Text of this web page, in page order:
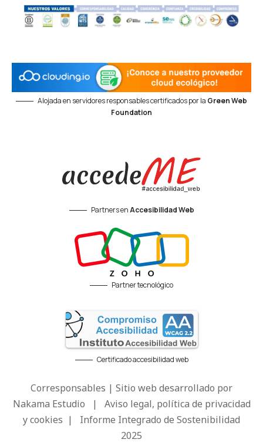
Alojada en servidores responsables certificados por la Green Web
Foundation
Partners enAccesibilidad Web
Partner tecnológico
Certificado accesibilidad web
Corresponsables | Sitio web desarrollado por
Nakama Estudio | Aviso legal, política de privacidad
y cookies | Informe Integrado de Sostenibilidad
2025